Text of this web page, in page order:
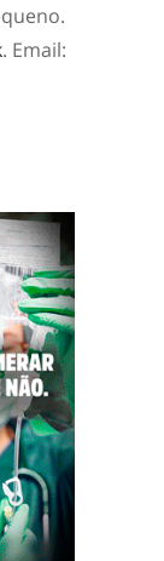
. Email: